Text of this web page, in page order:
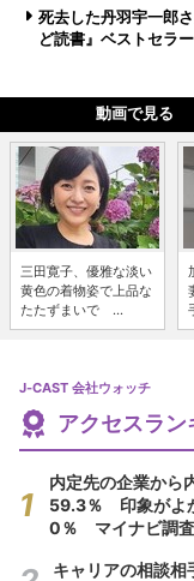
死去した丹羽宇一郎
ど読書』ベストセラ
動画で見る
三田寛子、優雅な淡い
黄色の着物姿で上品な
たたずまいで ...
J-CAST 会社ウォッチ
アクセスラン
内定先の企業から
59.3％ 印象がよ
0％ マイナビ調査
キャリアの相談